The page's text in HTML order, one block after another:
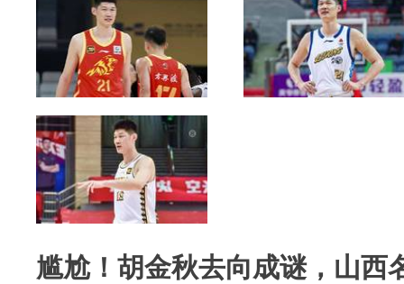
尴尬！胡金秋去向成谜，山西